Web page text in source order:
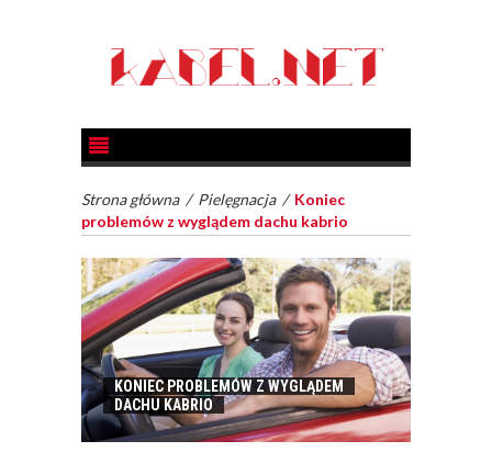
Strona główna / Pielęgnacja / Koniec
problemów z wyglądem dachu kabrio
KONIEC PROBLEMÓW Z WYGLĄDEM
DACHU KABRIO